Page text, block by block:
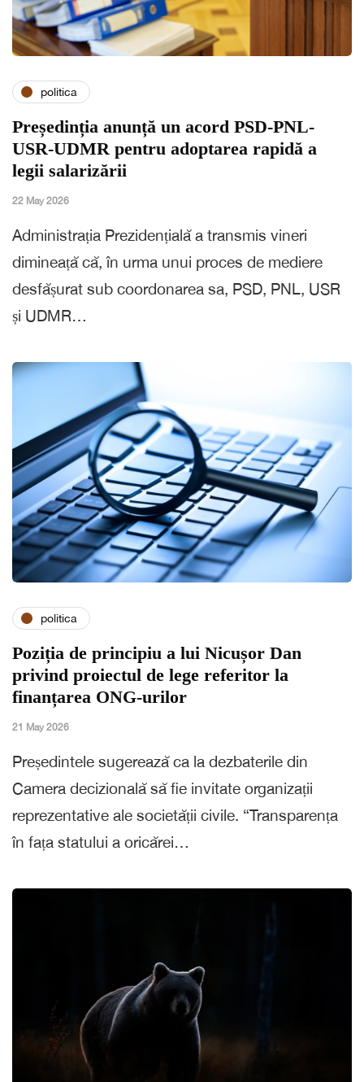
politica
Președinția anunță un acord PSD-PNL-
USR-UDMR pentru adoptarea rapidă a
legii salarizării
22 May 2026
Administrația Prezidențială a transmis vineri
dimineață că, în urma unui proces de mediere
desfășurat sub coordonarea sa, PSD, PNL, USR
și UDMR…
politica
Poziția de principiu a lui Nicușor Dan
privind proiectul de lege referitor la
finanțarea ONG-urilor
21 May 2026
Președintele sugerează ca la dezbaterile din
Camera decizională să fie invitate organizații
reprezentative ale societății civile. “Transparența
în fața statului a oricărei…